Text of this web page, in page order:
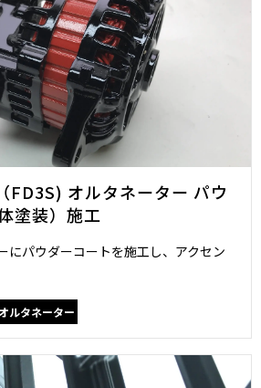
FD3S) オルタネーター パウ
塗装）施工
にパウダーコートを施工し、アクセン
ルタネーター